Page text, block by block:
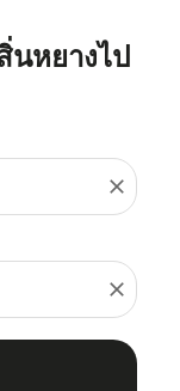
นหยางไป
close
close
หรือปลายทาง) หรื